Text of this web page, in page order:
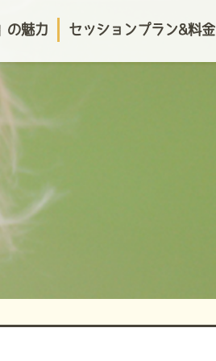
の魅力 セッションプラン&料金